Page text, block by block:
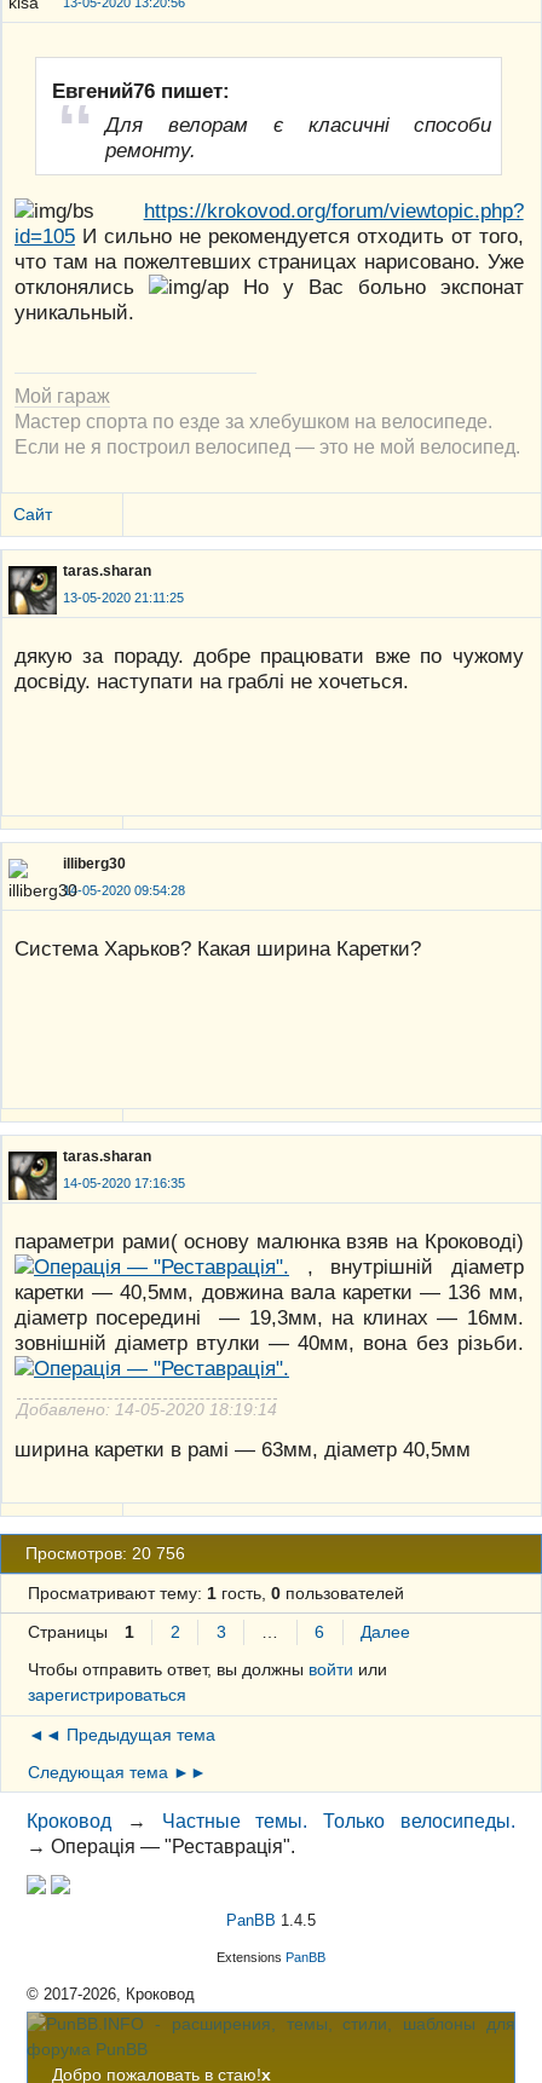
Евгений76 пишет:
Для велорам є класичні способи
ремонту.
https://krokovod.org/forum/viewtopic.php?
id=105 И сильно не рекомендуется отходить от того,
что там на пожелтевших страницах нарисовано. Уже
отклонялись
Но у Вас больно экспонат
уникальный.
Мой гараж
Мастер спорта по езде за хлебушком на велосипеде.
Если не я построил велосипед — это не мой велосипед.
Сайт
taras.sharan
13-05-2020 21:11:25
дякую за пораду. добре працювати вже по чужому
досвіду. наступати на граблі не хочеться.
illiberg30
14-05-2020 09:54:28
Система Харьков? Какая ширина Каретки?
taras.sharan
14-05-2020 17:16:35
параметри рами( основу малюнка взяв на Кроководі)
, внутрішній діаметр
каретки — 40,5мм, довжина вала каретки — 136 мм,
діаметр посередині — 19,3мм, на клинах — 16мм.
зовнішній діаметр втулки — 40мм, вона без різьби.
Добавлено: 14-05-2020 18:19:14
ширина каретки в рамі — 63мм, діаметр 40,5мм
Просмотров: 20 756
Просматривают тему: 1гость, 0пользователей
Страницы 1 2 3 … 6
Далее
Чтобы отправить ответ, вы должны войти или
зарегистрироваться
◄◄ Предыдущая тема
Следующая тема ►►
Кроковод → Частные темы. Только велосипеды.
→Операція — "Реставрація".
PanBB 1.4.5
Extensions PanBB
© 2017-2026, Кроковод
Добро пожаловать в стаю!x